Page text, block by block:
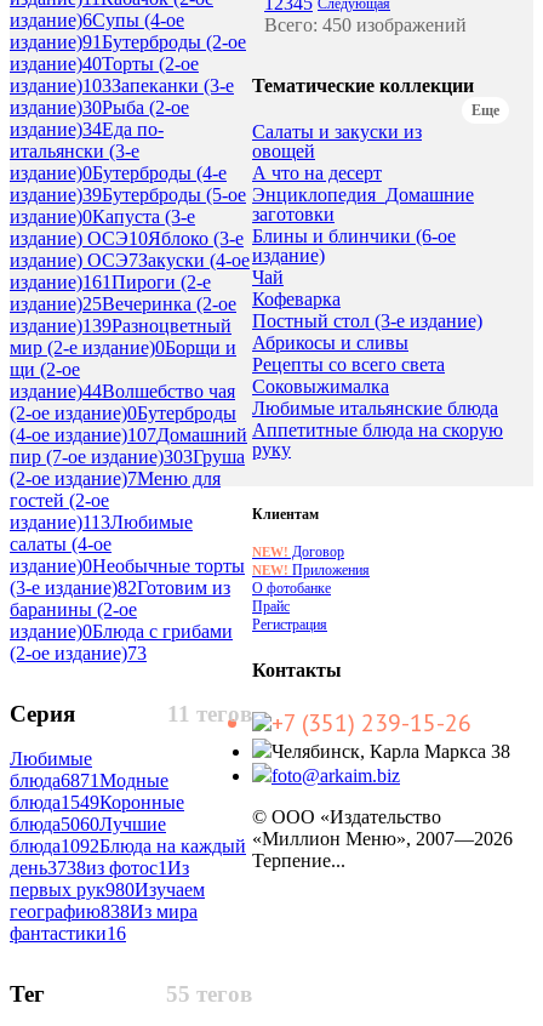
издание)6Супы (4-ое
издание)91Бутерброды (2-ое
издание)40Торты (2-ое
издание)103Запеканки (3-е
издание)30Рыба (2-ое
издание)34Еда по-
итальянски (3-е
издание)0Бутерброды (4-е
издание)39Бутерброды (5-ое
издание)0Капуста (3-е
издание) ОСЭ10Яблоко (3-е
издание) ОСЭ7Закуски (4-ое
издание)161Пироги (2-е
издание)25Вечеринка (2-ое
издание)139Разноцветный
мир (2-е издание)0Борщи и
щи (2-ое
издание)44Волшебство чая
(2-ое издание)0Бутерброды
(4-ое издание)107Домашний
пир (7-ое издание)303Груша
(2-ое издание)7Меню для
гостей (2-ое
издание)113Любимые
салаты (4-ое
издание)0Необычные торты
(3-е издание)82Готовим из
баранины (2-ое
издание)0Блюда с грибами
(2-ое издание)73
11 тегов
Серия
Любимые
блюда6871Модные
блюда1549Коронные
блюда5060Лучшие
блюда1092Блюда на каждый
день3738из фотос1Из
первых рук980Изучаем
географию838Из мира
фантастики16
55 тегов
Тег
Всего: 450 изображений
Тематические коллекции
Еще
Салаты и закуски из
овощей
А что на десерт
Энциклопедия_Домашние
заготовки
Блины и блинчики (6-ое
издание)
Чай
Кофеварка
Постный стол (3-е издание)
Абрикосы и сливы
Рецепты со всего света
Соковыжималка
Любимые итальянские блюда
Аппетитные блюда на скорую
руку
Клиентам
NEW! Договор
NEW! Приложения
О фотобанке
Прайс
Регистрация
Контакты
+7 (351) 239-15-26
Челябинск, Карла Маркса 38
foto@arkaim.biz
© ООО «Издательство
«Миллион Меню», 2007—2026
Терпение...